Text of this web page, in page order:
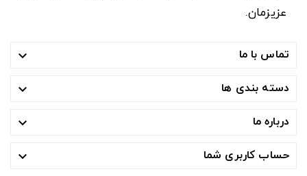
عزیزمان.
تماس با ما 
دسته بندی ها 
درباره ما 
حساب کاربری شما 